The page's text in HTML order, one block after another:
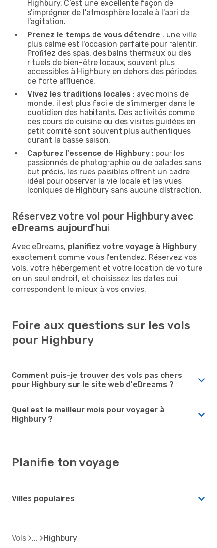
Highbury. C’est une excellente façon de
s'imprégner de l'atmosphère locale à l'abri de
l'agitation.
Prenez le temps de vous détendre : une ville
plus calme est l'occasion parfaite pour ralentir.
Profitez des spas, des bains thermaux ou des
rituels de bien-être locaux, souvent plus
accessibles à Highbury en dehors des périodes
de forte affluence.
Vivez les traditions locales : avec moins de
monde, il est plus facile de s'immerger dans le
quotidien des habitants. Des activités comme
des cours de cuisine ou des visites guidées en
petit comité sont souvent plus authentiques
durant la basse saison.
Capturez l'essence de Highbury : pour les
passionnés de photographie ou de balades sans
but précis, les rues paisibles offrent un cadre
idéal pour observer la vie locale et les vues
iconiques de Highbury sans aucune distraction.
Réservez votre vol pour Highbury avec
eDreams aujourd'hui
Avec eDreams, planifiez votre voyage à Highbury
exactement comme vous l'entendez. Réservez vos
vols, votre hébergement et votre location de voiture
en un seul endroit, et choisissez les dates qui
correspondent le mieux à vos envies.
Foire aux questions sur les vols
pour Highbury
Comment puis-je trouver des vols pas chers
pour Highbury sur le site web d'eDreams ?
Quel est le meilleur mois pour voyager à
Highbury ?
Planifie ton voyage
Villes populaires
Vols Highbury